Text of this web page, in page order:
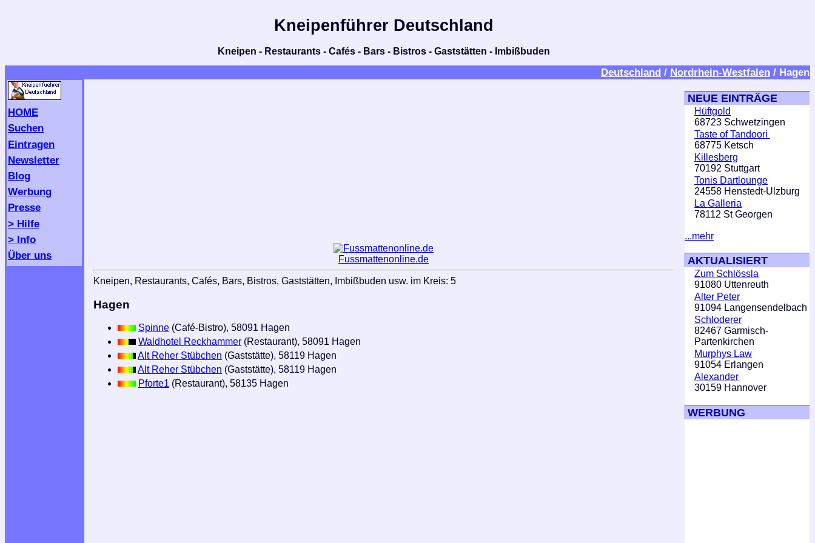
Kneipenführer Deutschland
Kneipen - Restaurants - Cafés - Bars - Bistros - Gaststätten - Imbißbuden
Deutschland / Nordrhein-Westfalen / Hagen
HOME
Suchen
Eintragen
Newsletter
Blog
Werbung
Presse
> Hilfe
> Info
Über uns
Fussmattenonline.de
Kneipen, Restaurants, Cafés, Bars, Bistros, Gaststätten, Imbißbuden usw. im Kreis: 5
Hagen
Spinne (Café-Bistro), 58091 Hagen
Waldhotel Reckhammer (Restaurant), 58091 Hagen
Alt Reher Stübchen (Gaststätte), 58119 Hagen
Alt Reher Stübchen (Gaststätte), 58119 Hagen
Pforte1 (Restaurant), 58135 Hagen
NEUE EINTRÄGE
Hüftgold
68723 Schwetzingen
Taste of Tandoori
68775 Ketsch
Killesberg
70192 Stuttgart
Tonis Dartlounge
24558 Henstedt-Ulzburg
La Galleria
78112 St Georgen
...mehr
AKTUALISIERT
Zum Schlössla
91080 Uttenreuth
Alter Peter
91094 Langensendelbach
Schloderer
82467 Garmisch-
Partenkirchen
Murphys Law
91054 Erlangen
Alexander
30159 Hannover
WERBUNG